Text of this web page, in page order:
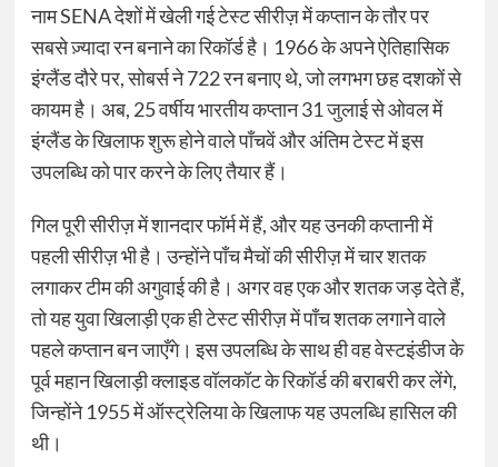
नाम SENA देशों में खेली गई टेस्ट सीरीज़ में कप्तान के तौर पर
सबसे ज़्यादा रन बनाने का रिकॉर्ड है। 1966 के अपने ऐतिहासिक
इंग्लैंड दौरे पर, सोबर्स ने 722 रन बनाए थे, जो लगभग छह दशकों से
कायम है। अब, 25 वर्षीय भारतीय कप्तान 31 जुलाई से ओवल में
इंग्लैंड के खिलाफ शुरू होने वाले पाँचवें और अंतिम टेस्ट में इस
उपलब्धि को पार करने के लिए तैयार हैं।
गिल पूरी सीरीज़ में शानदार फॉर्म में हैं, और यह उनकी कप्तानी में
पहली सीरीज़ भी है। उन्होंने पाँच मैचों की सीरीज़ में चार शतक
लगाकर टीम की अगुवाई की है। अगर वह एक और शतक जड़ देते हैं,
तो यह युवा खिलाड़ी एक ही टेस्ट सीरीज़ में पाँच शतक लगाने वाले
पहले कप्तान बन जाएँगे। इस उपलब्धि के साथ ही वह वेस्टइंडीज के
पूर्व महान खिलाड़ी क्लाइड वॉलकॉट के रिकॉर्ड की बराबरी कर लेंगे,
जिन्होंने 1955 में ऑस्ट्रेलिया के खिलाफ यह उपलब्धि हासिल की
थी।